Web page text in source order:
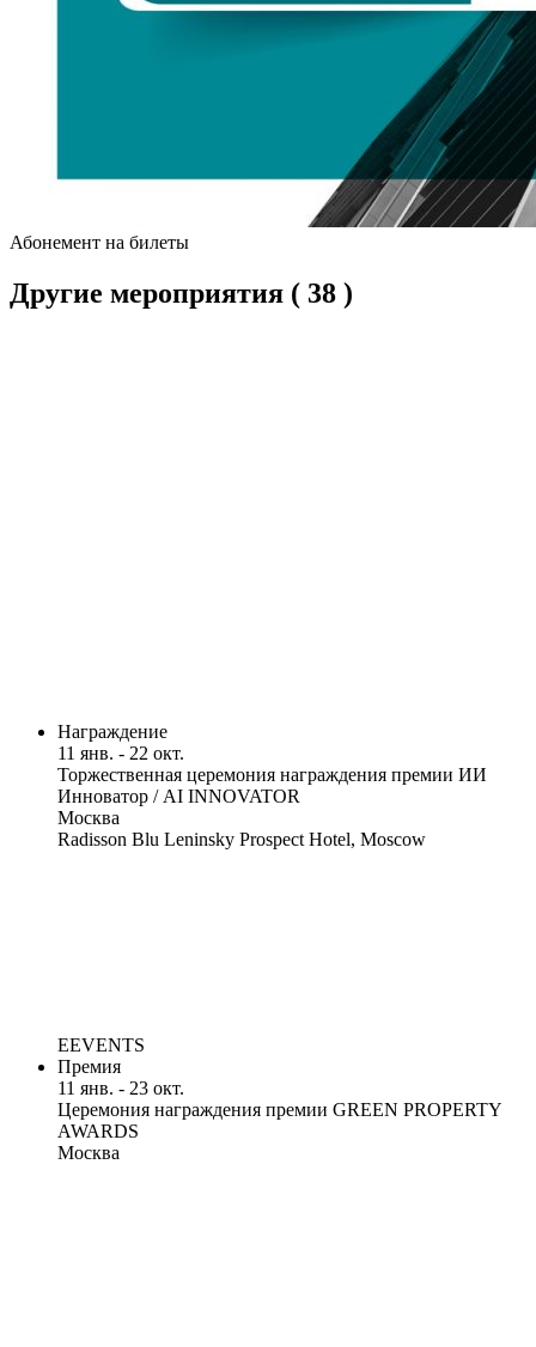
Абонемент на билеты
Другие мероприятия ( 38 )
Награждение
11 янв. - 22 окт.
Торжественная церемония награждения премии ИИ
Инноватор / AI INNOVATOR
Москва
Radisson Blu Leninsky Prospect Hotel, Moscow
EEVENTS
Премия
11 янв. - 23 окт.
Церемония награждения премии GREEN PROPERTY
AWARDS
Москва